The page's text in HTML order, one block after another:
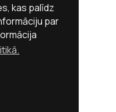
kas palīdz
par